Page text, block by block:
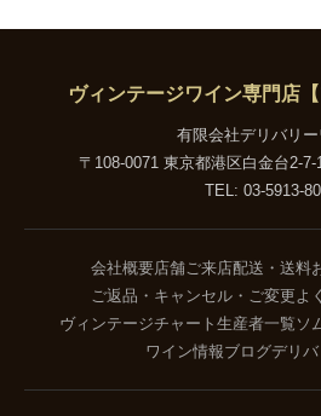
ヴィンテージワイン専門店【
有限会社デリバリ
〒108-0071 東京都港区白金台2-
TEL: 03-5913-
会社概要店舗ご来店配送・送料
ご返品・キャンセル・ご変更よ
ヴィンテージチャート 生産者一覧 ソ
ワイン情報ブログデリ